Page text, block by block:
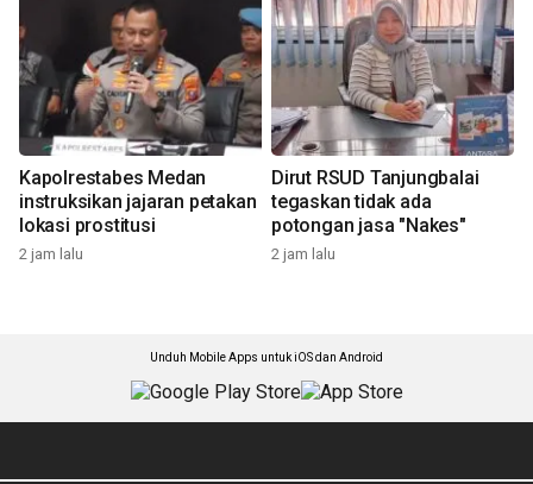
Kapolrestabes Medan
instruksikan jajaran petakan
lokasi prostitusi
2 jam lalu
Dirut RSUD Tanjungbalai
tegaskan tidak ada
potongan jasa "Nakes"
2 jam lalu
Unduh Mobile Apps untuk iOS dan Android